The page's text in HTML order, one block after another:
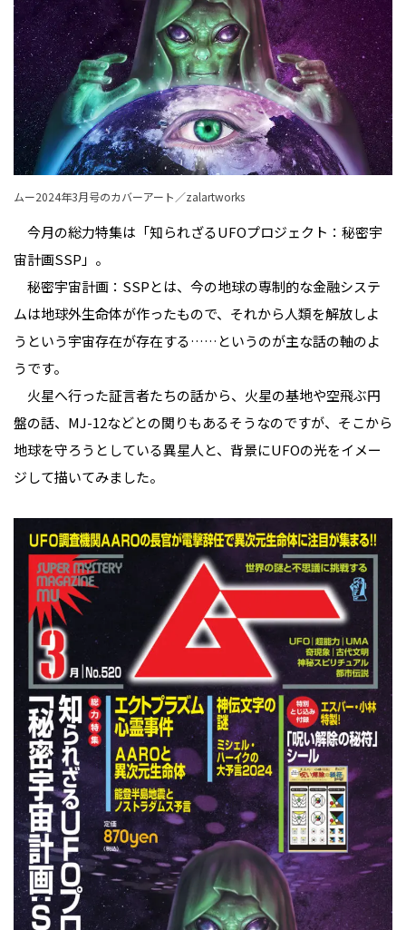
ムー2024年3月号のカバーアート／zalartworks
今月の総力特集は「知られざるUFOプロジェクト：秘密宇
宙計画SSP」。
秘密宇宙計画：SSPとは、今の地球の専制的な金融システ
ムは地球外生命体が作ったもので、それから人類を解放しよ
うという宇宙存在が存在する……というのが主な話の軸のよ
うです。
火星へ行った証言者たちの話から、火星の基地や空飛ぶ円
盤の話、MJ-12などとの関りもあるそうなのですが、そこから
地球を守ろうとしている異星人と、背景にUFOの光をイメー
ジして描いてみました。